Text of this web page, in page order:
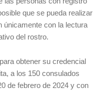
que se pueda realizar
únicamente con la lectura
del rostro.
obtener su credencial
a los 150 consulados
de febrero de 2024 y con